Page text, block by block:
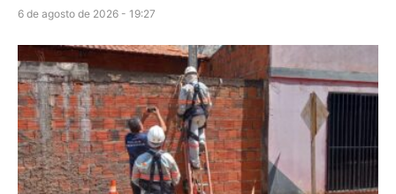
6 de agosto de 2026 - 19:27